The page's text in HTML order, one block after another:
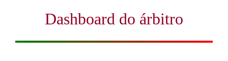
Dashboard do árbitro